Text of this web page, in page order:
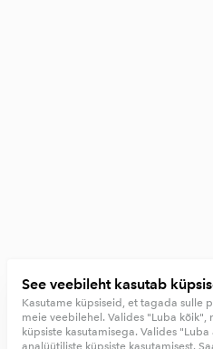
See veebileht kasutab
Kasutame küpsiseid, et tagada sulle
meie veebilehel. Valides "Luba kõik",
küpsiste kasutamisega. Valides
analüütiliste küpsiste kasutamisest.